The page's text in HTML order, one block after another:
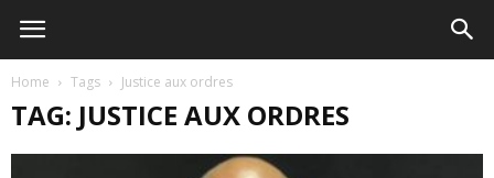
Home Tags Justice aux ordres
TAG: JUSTICE AUX ORDRES